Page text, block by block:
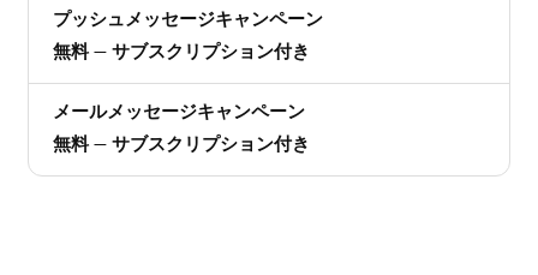
プッシュメッセージキャンペーン
無料 — サブスクリプション付き
メールメッセージキャンペーン
無料 — サブスクリプション付き